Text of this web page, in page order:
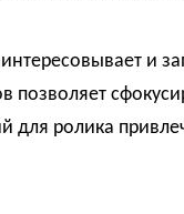
и
позволяет
для ролика